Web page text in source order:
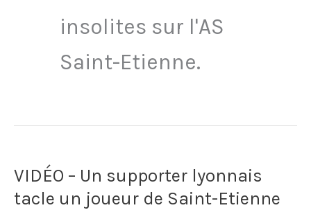
insolites sur l'AS
Saint-Etienne.
VIDÉO – Un supporter lyonnais
tacle un joueur de Saint-Etienne